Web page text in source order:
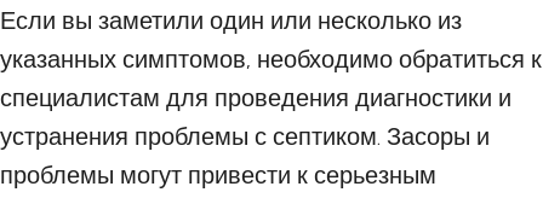
Если вы заметили один или несколько из
указанных симптомов, необходимо обратиться к
специалистам для проведения диагностики и
устранения проблемы с септиком. Засоры и
проблемы могут привести к серьезным